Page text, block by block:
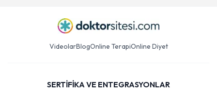
VideolarBlogOnline TerapiOnline Diyet
SERTİFİKA VE ENTEGRASYONLAR